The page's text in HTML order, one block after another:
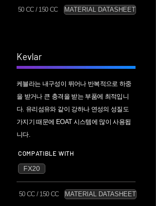
50 CC / 150 CC MATERIAL DATASHEET
Kevlar
케블라는 내구성이 뛰어나 반복적으로 하중
을 받거나 큰 충격을 받는 부품에 최적입니
다. 유리섬유와 같이 강하나 연성의 성질도
가지기 때문에 EOAT 시스템에 많이 사용됩
니다.
COMPATIBLE WITH
FX20
50 CC / 150 CC MATERIAL DATASHEET